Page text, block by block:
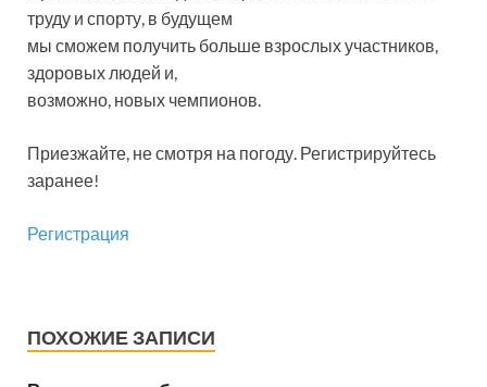
труду и спорту, в будущем
мы сможем получить больше взрослых участников,
здоровых людей и,
возможно, новых чемпионов.
Приезжайте, не смотря на погоду. Регистрируйтесь
заранее!
Регистрация
ПОХОЖИЕ ЗАПИСИ